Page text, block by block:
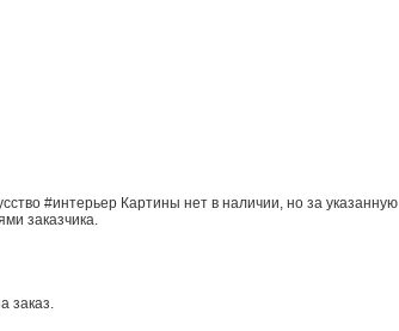
#интерьер Картины нет в наличии, но за указанную
заказчика.
заказ.